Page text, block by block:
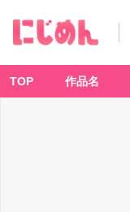
TOP 作品名